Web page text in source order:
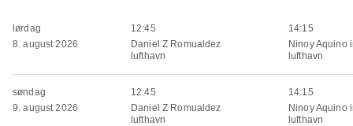
lørdag
8. august 2026
12:45
Daniel Z Romualdez
lufthavn
14:15
Ninoy Aquino
lufthavn
søndag
9. august 2026
12:45
Daniel Z Romualdez
lufthavn
14:15
Ninoy Aquino
lufthavn